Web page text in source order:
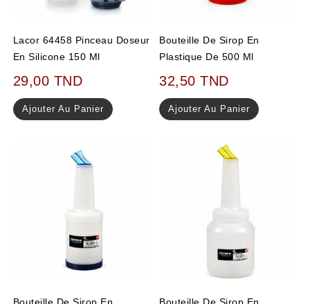
Lacor 64458 Pinceau Doseur
En Silicone 150 Ml
29,00 TND
Ajouter Au Panier
Bouteille De Sirop En
Plastique De 500 Ml
32,50TND
Ajouter Au Panier